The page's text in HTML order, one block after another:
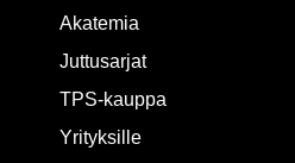
Akatemia
Juttusarjat
TPS-kauppa
Yrityksille